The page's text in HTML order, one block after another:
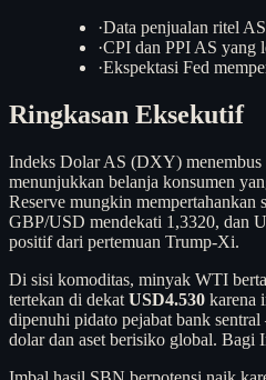
·Data penjualan ritel
·CPI dan PPI AS yang
·Ekspektasi Fed
Ringkasan Eksekutif
Indeks Dolar AS (DXY) menembus
menunjukkan belanja konsumen
Reserve mungkin
GBP/USD mendekati 1,3320, dan
positif dari pertemuan Trump-Xi.
Di sisi komoditas, minyak WTI
tertekan di dekat USD4.530 karena
dipenuhi pidato pejabat bank
dolar dan aset berisiko global. Bagi